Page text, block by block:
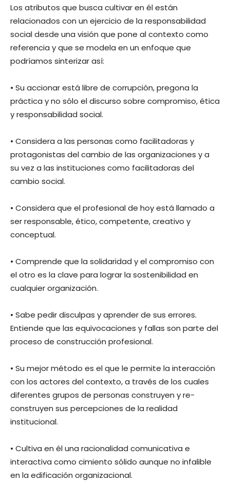
Los atributos que busca cultivar en él están
relacionados con un ejercicio de la responsabilidad
social desde una visión que pone al contexto como
referencia y que se modela en un enfoque que
podríamos sinterizar así:
• Su accionar está libre de corrupción, pregona la
práctica y no sólo el discurso sobre compromiso, ética
y responsabilidad social.
• Considera a las personas como facilitadoras y
protagonistas del cambio de las organizaciones y a
su vez a las instituciones como facilitadoras del
cambio social.
• Considera que el profesional de hoy está llamado a
ser responsable, ético, competente, creativo y
conceptual.
• Comprende que la solidaridad y el compromiso con
el otro es la clave para lograr la sostenibilidad en
cualquier organización.
• Sabe pedir disculpas y aprender de sus errores.
Entiende que las equivocaciones y fallas son parte del
proceso de construcción profesional.
• Su mejor método es el que le permite la interacción
con los actores del contexto, a través de los cuales
diferentes grupos de personas construyen y re-
construyen sus percepciones de la realidad
institucional.
• Cultiva en él una racionalidad comunicativa e
interactiva como cimiento sólido aunque no infalible
en la edificación organizacional.